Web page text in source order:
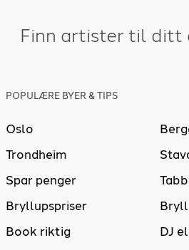
Finn artister til ditt
POPULÆRE BYER & TIPS
Oslo
Trondheim
Spar penger
Bryllupspriser
Book riktig
DJ